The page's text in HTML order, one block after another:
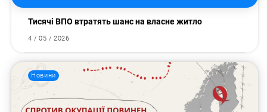
Тисячі ВПО втратять шанс на власне житло
4 / 05 / 2026
Новини